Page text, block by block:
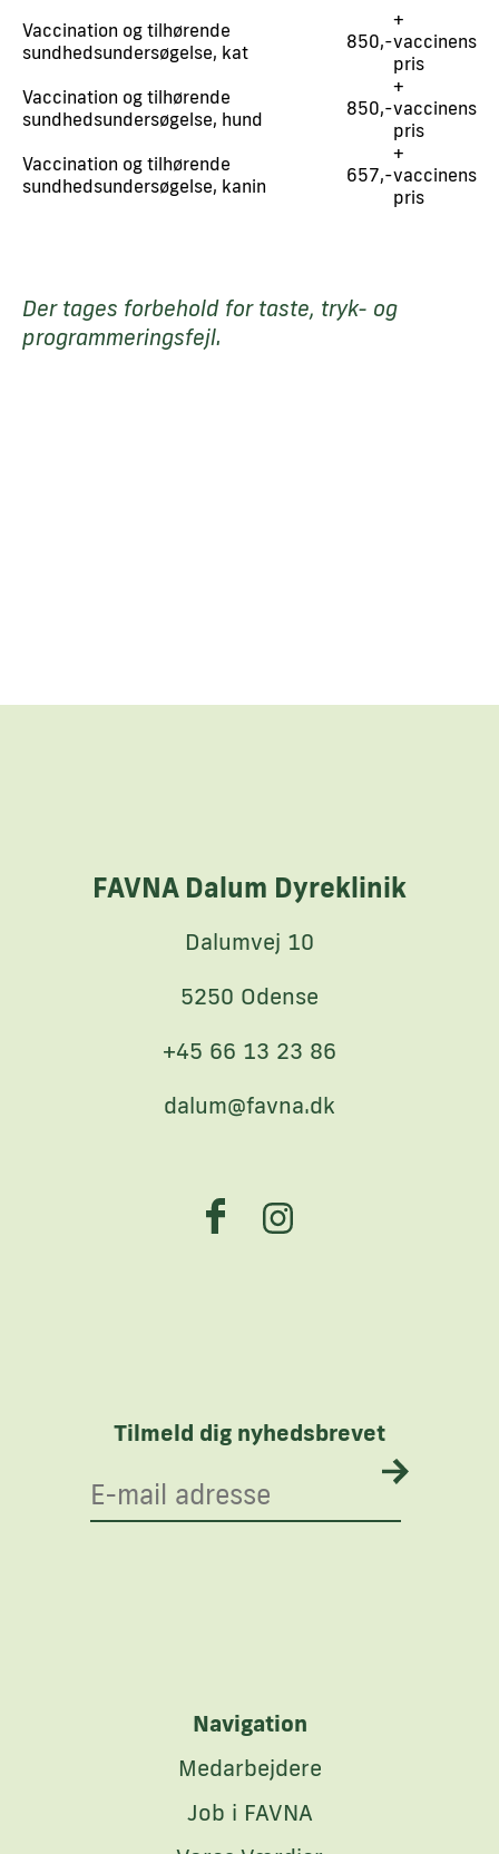
Vaccination og tilhørende
sundhedsundersøgelse, kat
850,-
+
vaccinens
pris
Vaccination og tilhørende
sundhedsundersøgelse, hund
850,-
+
vaccinens
pris
Vaccination og tilhørende
sundhedsundersøgelse, kanin
657,-
+
vaccinens
pris
Der tages forbehold for taste, tryk- og
programmeringsfejl.
FAVNA Dalum Dyreklinik
Dalumvej 10
5250 Odense
+45 66 13 23 86
dalum@favna.dk
Tilmeld dig nyhedsbrevet
Navigation
Medarbejdere
Job i FAVNA